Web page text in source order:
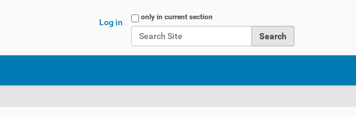
Search Site
only in current section
Log in